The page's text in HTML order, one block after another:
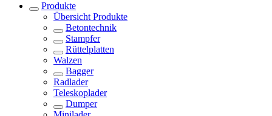
Produkte
Übersicht Produkte
Betontechnik
Stampfer
Rüttelplatten
Walzen
Bagger
Radlader
Teleskoplader
Dumper